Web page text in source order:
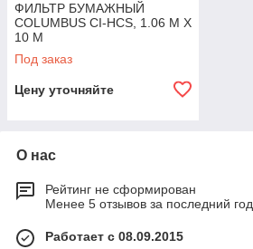
ФИЛЬТР БУМАЖНЫЙ
COLUMBUS CI-HCS, 1.06 М X
10 М
Под заказ
Цену уточняйте
О нас
Рейтинг не сформирован
Менее 5 отзывов за последний год
Работает с 08.09.2015